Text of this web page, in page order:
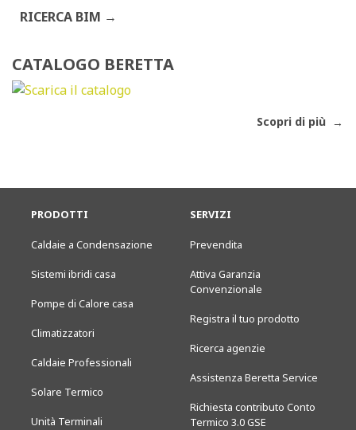
RICERCA BIM
CATALOGO BERETTA
Scopri di più
PRODOTTI
Caldaie a Condensazione
Sistemi ibridi casa
Pompe di Calore casa
Climatizzatori
Caldaie Professionali
Solare Termico
Unità Terminali
SERVIZI
Prevendita
Attiva Garanzia
Convenzionale
Registra il tuo prodotto
Ricerca agenzie
Assistenza Beretta Service
Richiesta contributo Conto
Termico 3.0 GSE